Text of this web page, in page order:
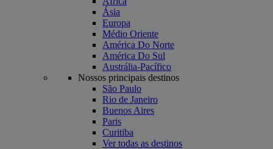
Ásia
Europa
Médio Oriente
América Do Norte
América Do Sul
Austrália-Pacífico
Nossos principais destinos
São Paulo
Rio de Janeiro
Buenos Aires
Paris
Curitiba
Ver todas as destinos